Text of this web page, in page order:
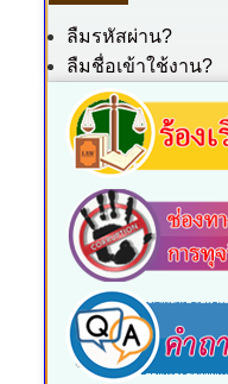
ลืมรหัสผ่าน?
ลืมชื่อเข้าใช้งาน?